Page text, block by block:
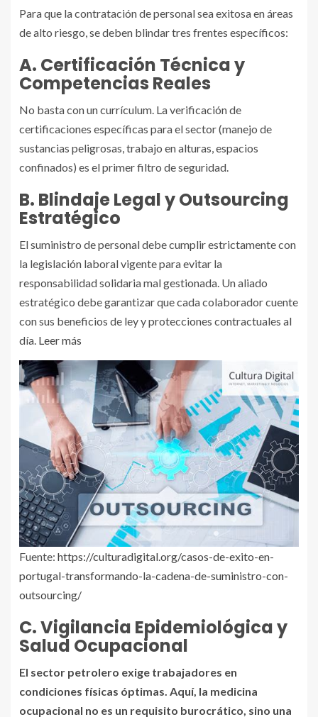
Para que la contratación de personal sea exitosa en áreas
de alto riesgo, se deben blindar tres frentes específicos:
A. Certificación Técnica y
Competencias Reales
No basta con un currículum. La verificación de
certificaciones específicas para el sector (manejo de
sustancias peligrosas, trabajo en alturas, espacios
confinados) es el primer filtro de seguridad.
B. Blindaje Legal y Outsourcing
Estratégico
El suministro de personal debe cumplir estrictamente con
la legislación laboral vigente para evitar la
responsabilidad solidaria mal gestionada. Un aliado
estratégico debe garantizar que cada colaborador cuente
con sus beneficios de ley y protecciones contractuales al
día. Leer más
Fuente: https://culturadigital.org/casos-de-exito-en-
portugal-transformando-la-cadena-de-suministro-con-
outsourcing/
C. Vigilancia Epidemiológica y
Salud Ocupacional
El sector petrolero exige trabajadores en
condiciones físicas óptimas. Aquí, la medicina
ocupacional no es un requisito burocrático, sino una